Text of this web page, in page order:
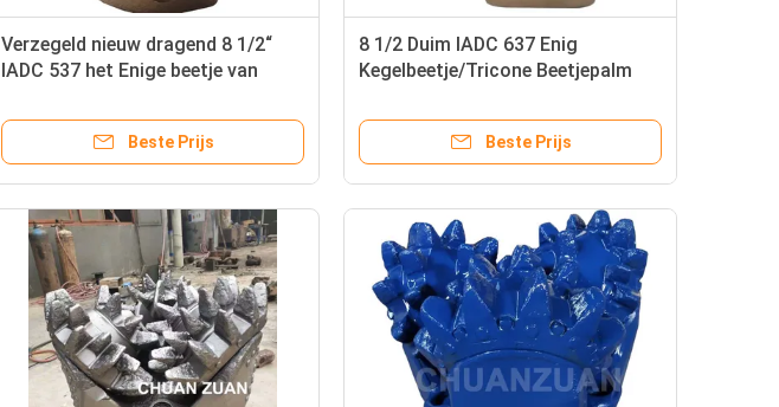
Verzegeld nieuw dragend 8 1/2“
IADC 537 het Enige beetje van
Beste Prijs
8 1/2 Duim IADC 637 Enig
Kegelbeetje/Tricone Beetjepalm
Beste Prijs